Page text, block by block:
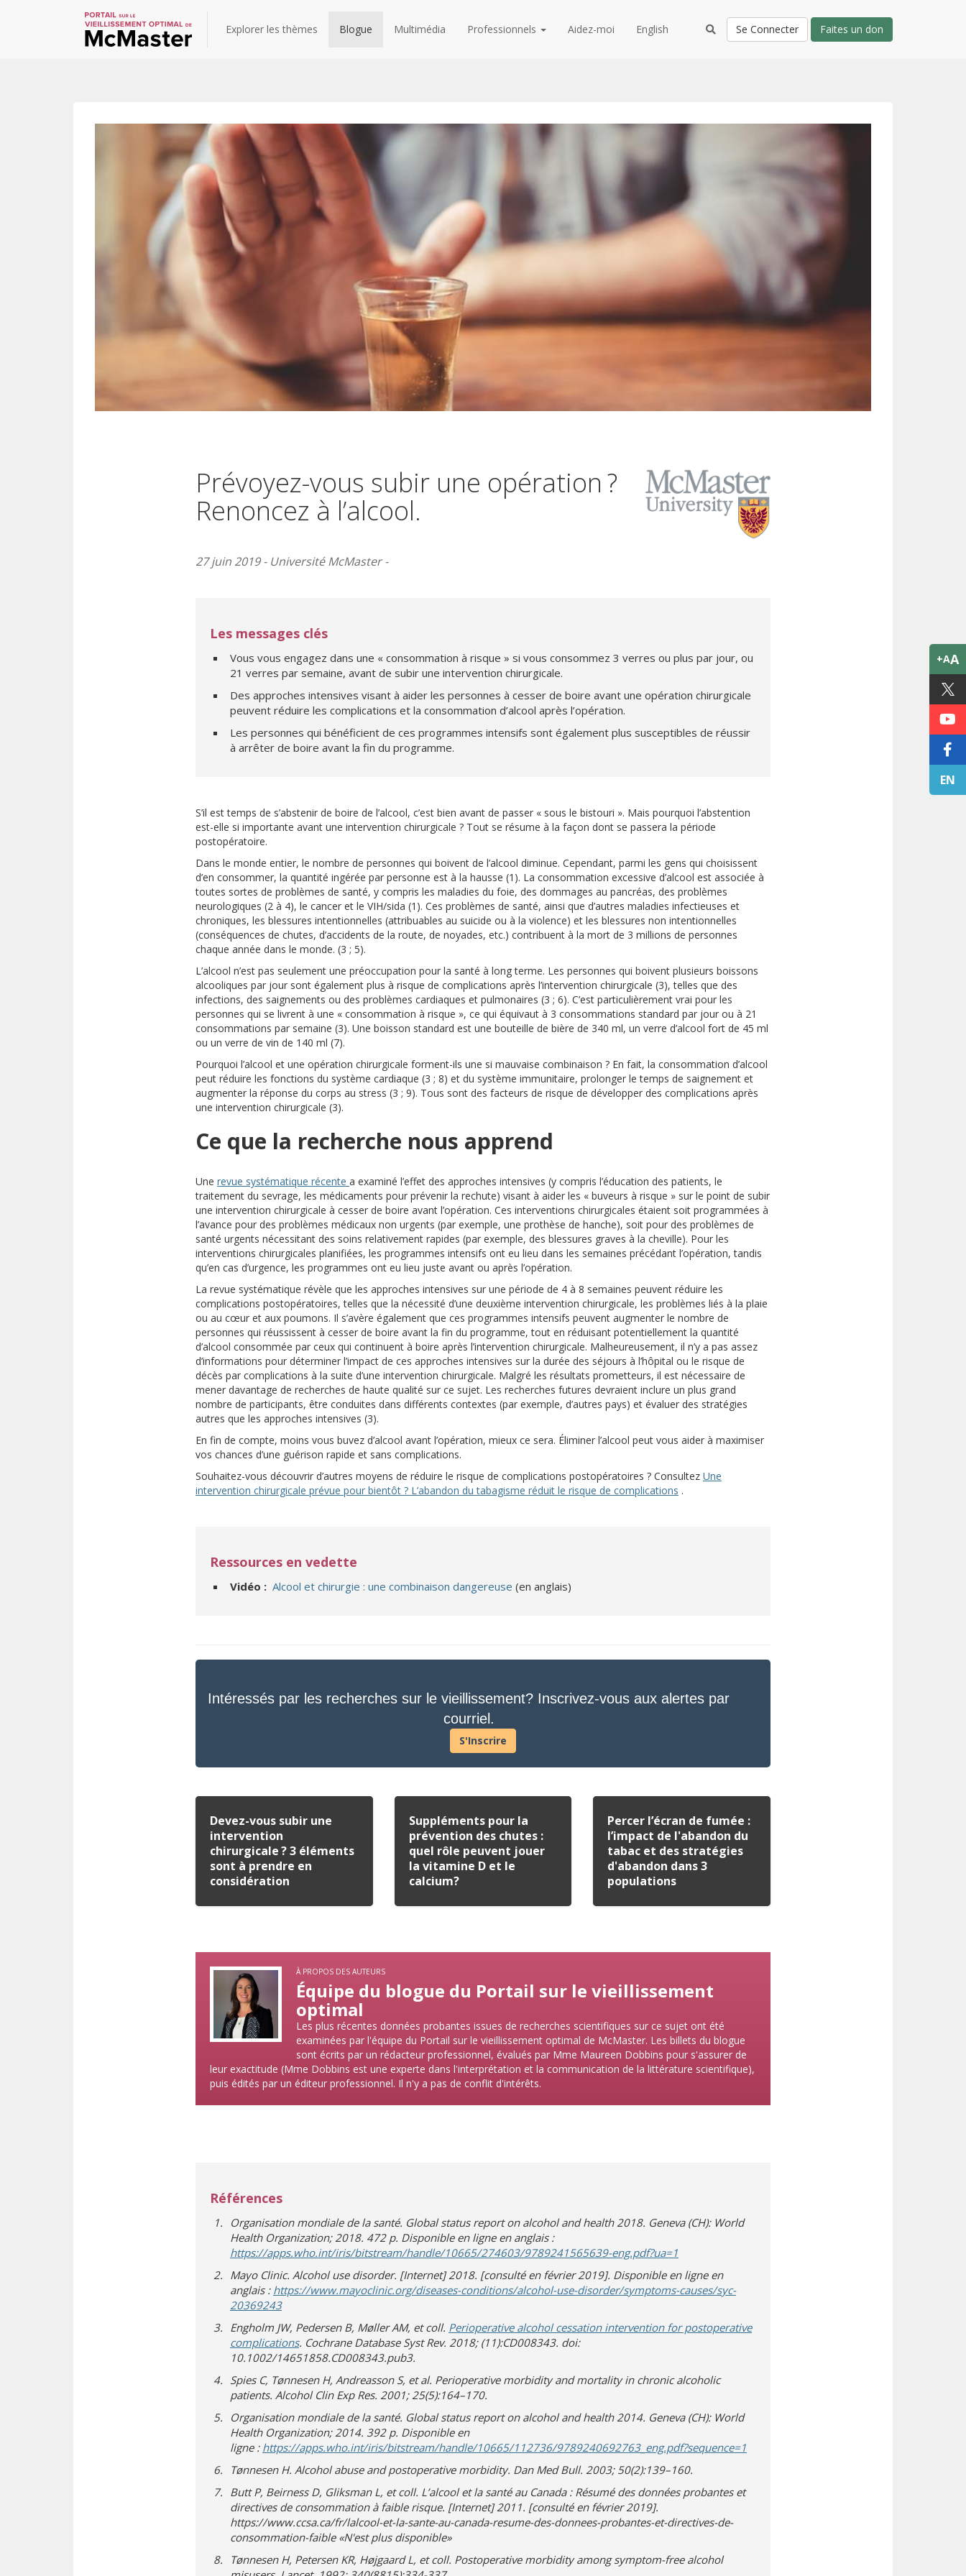
Explorer les thèmes Blogue Multimédia Professionnels Aidez-moi English Se Connecter Faites un don
Prévoyez-vous subir une opération ?
Renoncez à l’alcool.
27 juin 2019 - Université McMaster -
Les messages clés
Vous vous engagez dans une « consommation à risque » si vous consommez 3 verres ou plus par jour, ou
21 verres par semaine, avant de subir une intervention chirurgicale.
Des approches intensives visant à aider les personnes à cesser de boire avant une opération chirurgicale
peuvent réduire les complications et la consommation d’alcool après l’opération.
Les personnes qui bénéficient de ces programmes intensifs sont également plus susceptibles de réussir
à arrêter de boire avant la fin du programme.
S’il est temps de s’abstenir de boire de l’alcool, c’est bien avant de passer « sous le bistouri ». Mais pourquoi l’abstention
est-elle si importante avant une intervention chirurgicale ? Tout se résume à la façon dont se passera la période
postopératoire.
Dans le monde entier, le nombre de personnes qui boivent de l’alcool diminue. Cependant, parmi les gens qui choisissent
d’en consommer, la quantité ingérée par personne est à la hausse (1). La consommation excessive d’alcool est associée à
toutes sortes de problèmes de santé, y compris les maladies du foie, des dommages au pancréas, des problèmes
neurologiques (2 à 4), le cancer et le VIH/sida (1). Ces problèmes de santé, ainsi que d’autres maladies infectieuses et
chroniques, les blessures intentionnelles (attribuables au suicide ou à la violence) et les blessures non intentionnelles
(conséquences de chutes, d’accidents de la route, de noyades, etc.) contribuent à la mort de 3 millions de personnes
chaque année dans le monde. (3 ; 5).
L’alcool n’est pas seulement une préoccupation pour la santé à long terme. Les personnes qui boivent plusieurs boissons
alcooliques par jour sont également plus à risque de complications après l’intervention chirurgicale (3), telles que des
infections, des saignements ou des problèmes cardiaques et pulmonaires (3 ; 6). C’est particulièrement vrai pour les
personnes qui se livrent à une « consommation à risque », ce qui équivaut à 3 consommations standard par jour ou à 21
consommations par semaine (3). Une boisson standard est une bouteille de bière de 340 ml, un verre d’alcool fort de 45 ml
ou un verre de vin de 140 ml (7).
Pourquoi l’alcool et une opération chirurgicale forment-ils une si mauvaise combinaison ? En fait, la consommation d’alcool
peut réduire les fonctions du système cardiaque (3 ; 8) et du système immunitaire, prolonger le temps de saignement et
augmenter la réponse du corps au stress (3 ; 9). Tous sont des facteurs de risque de développer des complications après
une intervention chirurgicale (3).
Ce que la recherche nous apprend
Une revue systématique récente (s’ouvre sur un autre site)
a examiné l’effet des approches intensives (y compris l’éducation des patients, le
traitement du sevrage, les médicaments pour prévenir la rechute) visant à aider les « buveurs à risque » sur le point de subir
une intervention chirurgicale à cesser de boire avant l’opération. Ces interventions chirurgicales étaient soit programmées à
l’avance pour des problèmes médicaux non urgents (par exemple, une prothèse de hanche), soit pour des problèmes de
santé urgents nécessitant des soins relativement rapides (par exemple, des blessures graves à la cheville). Pour les
interventions chirurgicales planifiées, les programmes intensifs ont eu lieu dans les semaines précédant l’opération, tandis
qu’en cas d’urgence, les programmes ont eu lieu juste avant ou après l’opération.
La revue systématique révèle que les approches intensives sur une période de 4 à 8 semaines peuvent réduire les
complications postopératoires, telles que la nécessité d’une deuxième intervention chirurgicale, les problèmes liés à la plaie
ou au cœur et aux poumons. Il s’avère également que ces programmes intensifs peuvent augmenter le nombre de
personnes qui réussissent à cesser de boire avant la fin du programme, tout en réduisant potentiellement la quantité
d’alcool consommée par ceux qui continuent à boire après l’intervention chirurgicale. Malheureusement, il n’y a pas assez
d’informations pour déterminer l’impact de ces approches intensives sur la durée des séjours à l’hôpital ou le risque de
décès par complications à la suite d’une intervention chirurgicale. Malgré les résultats prometteurs, il est nécessaire de
mener davantage de recherches de haute qualité sur ce sujet. Les recherches futures devraient inclure un plus grand
nombre de participants, être conduites dans différents contextes (par exemple, d’autres pays) et évaluer des stratégies
autres que les approches intensives (3).
En fin de compte, moins vous buvez d’alcool avant l’opération, mieux ce sera. Éliminer l’alcool peut vous aider à maximiser
vos chances d’une guérison rapide et sans complications.
Souhaitez-vous découvrir d’autres moyens de réduire le risque de complications postopératoires ? Consultez Une
intervention chirurgicale prévue pour bientôt ? L’abandon du tabagisme réduit le risque de complications (s’ouvre sur un autre site)
.
Ressources en vedette
Vidéo : Alcool et chirurgie : une combinaison dangereuse (s’ouvre sur un autre site)
(en anglais)
Intéressés par les recherches sur le vieillissement? Inscrivez-vous aux alertes par
courriel.
S'Inscrire
Devez-vous subir une
intervention
chirurgicale ? 3 éléments
sont à prendre en
considération
Suppléments pour la
prévention des chutes :
quel rôle peuvent jouer
la vitamine D et le
calcium?
Percer l’écran de fumée :
l’impact de l'abandon du
tabac et des stratégies
d'abandon dans 3
populations
À PROPOS DES AUTEURS
Équipe du blogue du Portail sur le vieillissement
optimal
Les plus récentes données probantes issues de recherches scientifiques sur ce sujet ont été
examinées par l'équipe du Portail sur le vieillissement optimal de McMaster. Les billets du blogue
sont écrits par un rédacteur professionnel, évalués par Mme Maureen Dobbins pour s'assurer de
leur exactitude (Mme Dobbins est une experte dans l'interprétation et la communication de la littérature scientifique),
puis édités par un éditeur professionnel. Il n'y a pas de conflit d'intérêts.
Références
Organisation mondiale de la santé. Global status report on alcohol and health 2018. Geneva (CH): World
Health Organization; 2018. 472 p. Disponible en ligne en anglais :
https://apps.who.int/iris/bitstream/handle/10665/274603/9789241565639-eng.pdf?ua=1
Mayo Clinic. Alcohol use disorder. [Internet] 2018. [consulté en février 2019]. Disponible en ligne en
anglais : https://www.mayoclinic.org/diseases-conditions/alcohol-use-disorder/symptoms-causes/syc-
20369243(s’ouvre dans une nouvelle fenêtre)
(s’ouvre sur un autre site)
Engholm JW, Pedersen B, Møller AM, et coll. Perioperative alcohol cessation intervention for postoperative
complications(s’ouvre sur un autre site)
. Cochrane Database Syst Rev. 2018; (11):CD008343. doi:
10.1002/14651858.CD008343.pub3.
Spies C, Tønnesen H, Andreasson S, et al. Perioperative morbidity and mortality in chronic alcoholic
patients. Alcohol Clin Exp Res. 2001; 25(5):164–170.
Organisation mondiale de la santé. Global status report on alcohol and health 2014. Geneva (CH): World
Health Organization; 2014. 392 p. Disponible en
ligne : https://apps.who.int/iris/bitstream/handle/10665/112736/9789240692763_eng.pdf?sequence=1
Tønnesen H. Alcohol abuse and postoperative morbidity. Dan Med Bull. 2003; 50(2):139–160.
Butt P, Beirness D, Gliksman L, et coll. L’alcool et la santé au Canada : Résumé des données probantes et
directives de consommation à faible risque. [Internet] 2011. [consulté en février 2019].
https://www.ccsa.ca/fr/lalcool-et-la-sante-au-canada-resume-des-donnees-probantes-et-directives-de-
consommation-faible «N'est plus disponible»
Tønnesen H, Petersen KR, Højgaard L, et coll. Postoperative morbidity among symptom-free alcohol
+AA
EN